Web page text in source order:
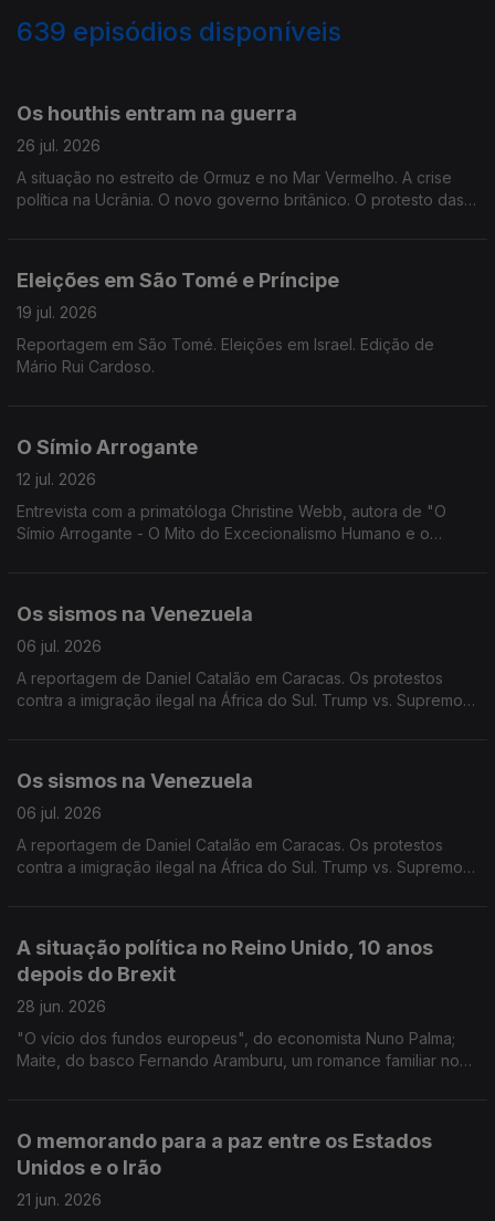
639 episódios disponíveis
Os houthis entram na guerra
26 jul. 2026
A situação no estreito de Ormuz e no Mar Vermelho. A crise
política na Ucrânia. O novo governo britânico. O protesto das
Eleições em São Tomé e Príncipe
19 jul. 2026
Reportagem em São Tomé. Eleições em Israel. Edição de
Mário Rui Cardoso.
O Símio Arrogante
12 jul. 2026
Entrevista com a primatóloga Christine Webb, autora de "O
Símio Arrogante - O Mito do Excecionalismo Humano e o
Os sismos na Venezuela
06 jul. 2026
A reportagem de Daniel Catalão em Caracas. Os protestos
contra a imigração ilegal na África do Sul. Trump vs. Supremo
Os sismos na Venezuela
06 jul. 2026
A reportagem de Daniel Catalão em Caracas. Os protestos
contra a imigração ilegal na África do Sul. Trump vs. Supremo
A situação política no Reino Unido, 10 anos
depois do Brexit
28 jun. 2026
"O vício dos fundos europeus", do economista Nuno Palma;
Maite, do basco Fernando Aramburu, um romance familiar nos
O memorando para a paz entre os Estados
Unidos e o Irão
21 jun. 2026